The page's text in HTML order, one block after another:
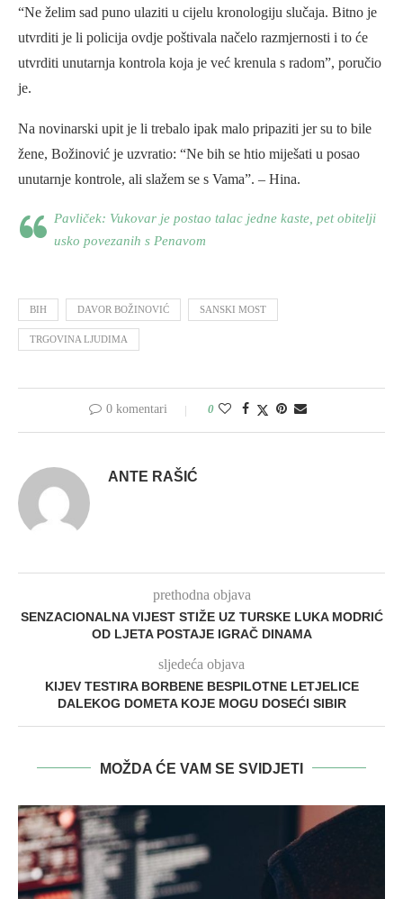
“Ne želim sad puno ulaziti u cijelu kronologiju slučaja. Bitno je
utvrditi je li policija ovdje poštivala načelo razmjernosti i to će
utvrditi unutarnja kontrola koja je već krenula s radom”, poručio
je.
Na novinarski upit je li trebalo ipak malo pripaziti jer su to bile
žene, Božinović je uzvratio: “Ne bih se htio miješati u posao
unutarnje kontrole, ali slažem se s Vama”. – Hina.
Pavliček: Vukovar je postao talac jedne kaste, pet obitelji
usko povezanih s Penavom
BIH DAVOR BOŽINOVIĆ SANSKI MOST
TRGOVINA LJUDIMA
0 komentari 0
ANTE RAŠIĆ
prethodna objava
SENZACIONALNA VIJEST STIŽE UZ TURSKE LUKA MODRIĆ
OD LJETA POSTAJE IGRAČ DINAMA
sljedeća objava
KIJEV TESTIRA BORBENE BESPILOTNE LETJELICE
DALEKOG DOMETA KOJE MOGU DOSEĆI SIBIR
MOŽDA ĆE VAM SE SVIDJETI